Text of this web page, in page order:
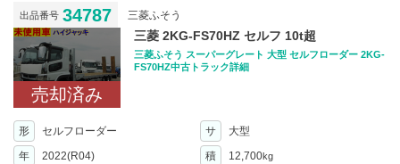
出品番号 34787 三菱ふそう
売却済み
三菱 2KG-FS70HZ セルフ 10t超
三菱ふそう スーパーグレート 大型 セルフローダー 2KG-
FS70HZ中古トラック詳細
形 セルフローダー サ
大型
年
2022(R04) 積 12,700kg